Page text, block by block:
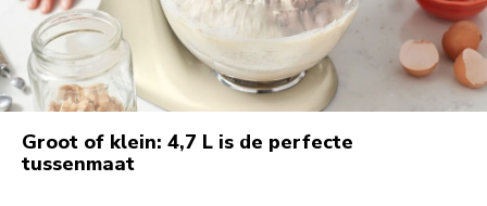
Groot of klein: 4,7 L is de perfecte
tussenmaat